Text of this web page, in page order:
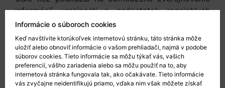
informácií verejnosti a nedostatok rozsiahlych
oficiálnych varovaní pre výrobcov, pričom
prirovnal situáciu k skorému zvládnutiu
prepuknutia afrického moru ošípaných v roku
2018. V tomto prípade po geograficky
rozptýlených skorých prípadoch nasledovali
mesiace nedostatočného hlásenia, kým sa choroba
Informácie o súboroch cookies
Keď navštívite ktorúkoľvek internetovú stránku, táto stránka môže
uložiť alebo obnoviť informácie o vašom prehliadači, najmä v podobe
súborov cookies. Tieto informácie sa môžu týkať vás, vašich
preferencií, vášho zariadenia alebo sa môžu použiť na to, aby
internetová stránka fungovala tak, ako očakávate. Tieto informácie
vás zvyčajne neidentifikujú priamo, vďaka nim však môžete získať